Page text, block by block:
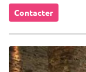
Contacter